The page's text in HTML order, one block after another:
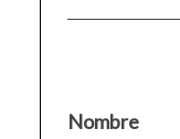
Nombre